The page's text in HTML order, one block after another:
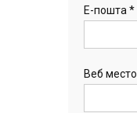
Е-пошта *
Веб место